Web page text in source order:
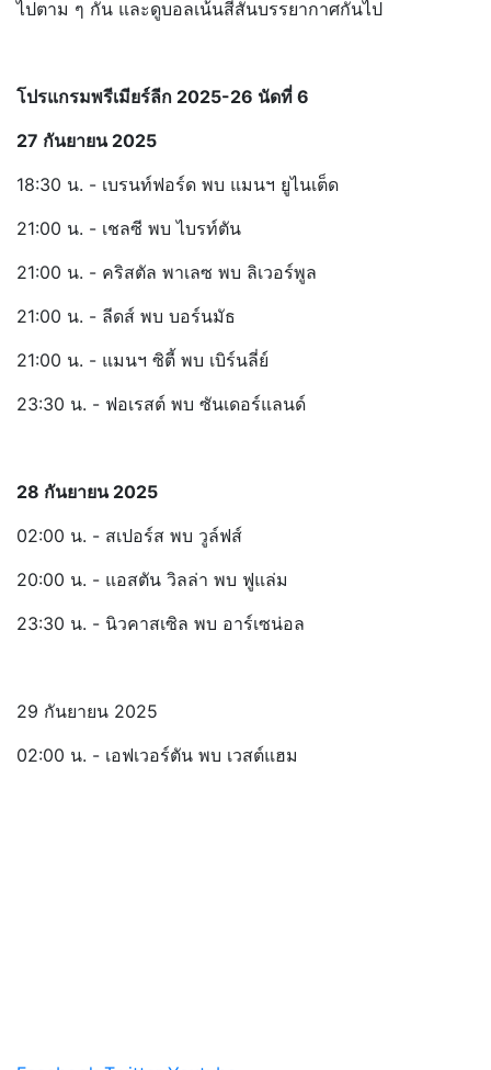
ไปตาม ๆ กัน และดูบอลเน้นสีสันบรรยากาศกันไป
โปรแกรมพรีเมียร์ลีก 2025-26 นัดที่ 6
27 กันยายน 2025
18:30 น. - เบรนท์ฟอร์ด พบ แมนฯ ยูไนเต็ด
21:00 น. - เชลซี พบ ไบรท์ตัน
21:00 น. - คริสตัล พาเลซ พบ ลิเวอร์พูล
21:00 น. - ลีดส์ พบ บอร์นมัธ
21:00 น. - แมนฯ ซิตี้ พบ เบิร์นลี่ย์
23:30 น. - ฟอเรสต์ พบ ซันเดอร์แลนด์
28 กันยายน 2025
02:00 น. - สเปอร์ส พบ วูล์ฟส์
20:00 น. - แอสตัน วิลล่า พบ ฟูแล่ม
23:30 น. - นิวคาสเซิล พบ อาร์เซน่อล
29 กันยายน 2025
02:00 น. - เอฟเวอร์ตัน พบ เวสต์แฮม